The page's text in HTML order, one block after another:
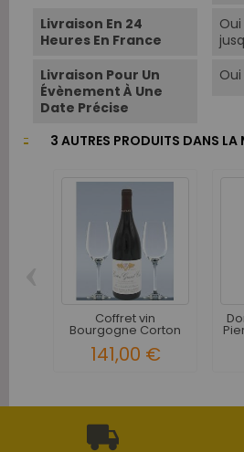
Livraison En 24
Heures En France
Livraison Pour Un
Évènement À Une
Date Précise
Oui
3 AUTRES PRODUITS DANS LA
Coffret vin
Bourgogne Corton
Grand Cru et...
141,00 €